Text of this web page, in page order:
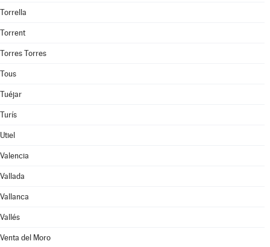
Torrella
Torrent
Torres Torres
Tous
Tuéjar
Turís
Utiel
Valencia
Vallada
Vallanca
Vallés
Venta del Moro